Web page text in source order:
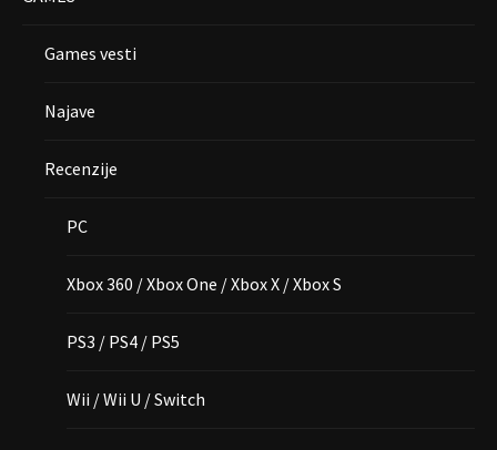
Games vesti
Najave
Recenzije
PC
Xbox 360 / Xbox One / Xbox X / Xbox S
PS3 / PS4 / PS5
Wii / Wii U / Switch